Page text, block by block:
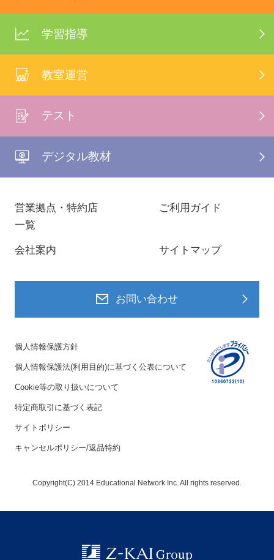
学習指導
教室運営
テスト
デジタル教材
営業拠点・特約店
一覧
ご利用ガイド
会社案内 サイトマップ
お問い合わせ
個人情報保護方針
個人情報保護法(利用目的)に基づく公表について
Cookie等の取り扱いについて
特定商取引に基づく表記
サイトポリシー
キャンセルポリシー/返品特約
Copyright(C) 2014 Educational Network Inc. All rights reserved.